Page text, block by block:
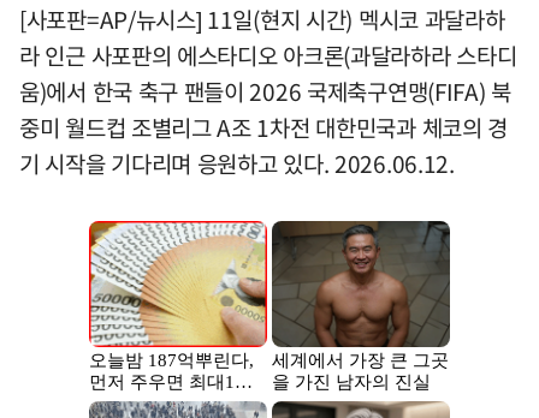
[사포판=AP/뉴시스] 11일(현지 시간) 멕시코 과달라하
라 인근 사포판의 에스타디오 아크론(과달라하라 스타디
움)에서 한국 축구 팬들이 2026 국제축구연맹(FIFA) 북
중미 월드컵 조별리그 A조 1차전 대한민국과 체코의 경
기 시작을 기다리며 응원하고 있다. 2026.06.12.